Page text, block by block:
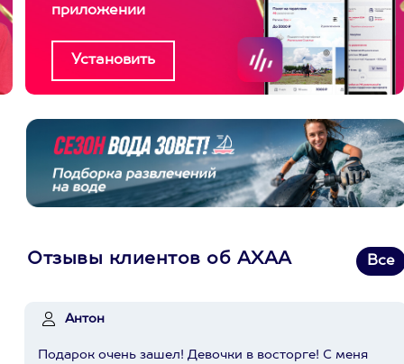
приложении
Отзывы клиентов об АХАА Все
Антон
Подарок очень зашел! Девочки в восторге! С меня